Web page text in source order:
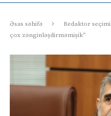
Əsas səhifə Redaktor seçimi
çox zənginləşdirməmişik”